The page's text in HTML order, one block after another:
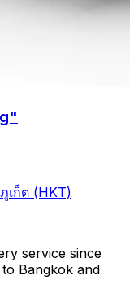
เก็ต (HKT)
service since
Bangkok and